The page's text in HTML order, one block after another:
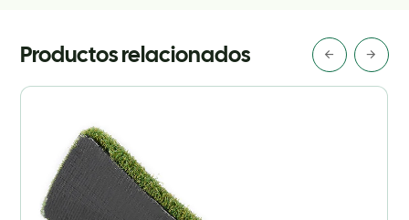
Productos relacionados